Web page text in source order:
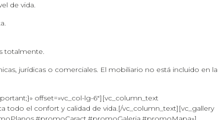
de vida.
totalmente.
jurídicas o comerciales. El mobiliario no está incluido en la
offset=»vc_col-lg-6″][vc_column_text
el confort y calidad de vida.[/vc_column_text][vc_gallery